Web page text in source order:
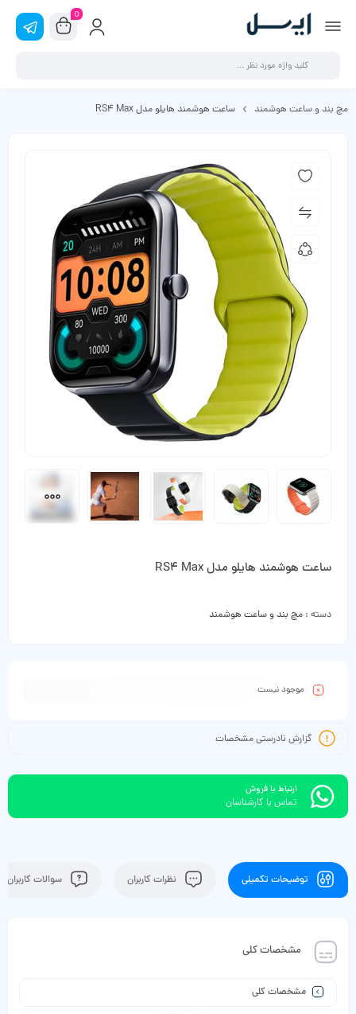
0
مچ بند و ساعت هوشمند ساعت هوشمند هایلو مدل RS4 Max
ساعت هوشمند هایلو مدل RS4 Max
دسته : مچ بند و ساعت هوشمند
موجود نیست
گزارش نادرستی مشخصات
ارتباط با فروش
تماس با کارشناسان
توضیحات تکمیلی نظرات کاربران سوالات کاربران
مشخصات کلی
مشخصات کلی